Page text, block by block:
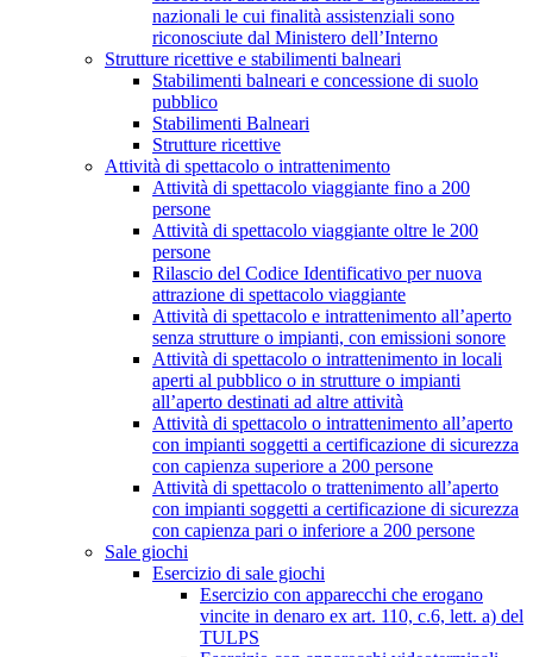
nazionali le cui finalità assistenziali sono
riconosciute dal Ministero dell’Interno
Strutture ricettive e stabilimenti balneari
Stabilimenti balneari e concessione di suolo
pubblico
Stabilimenti Balneari
Strutture ricettive
Attività di spettacolo o intrattenimento
Attività di spettacolo viaggiante fino a 200
persone
Attività di spettacolo viaggiante oltre le 200
persone
Rilascio del Codice Identificativo per nuova
attrazione di spettacolo viaggiante
Attività di spettacolo e intrattenimento all’aperto
senza strutture o impianti, con emissioni sonore
Attività di spettacolo o intrattenimento in locali
aperti al pubblico o in strutture o impianti
all’aperto destinati ad altre attività
Attività di spettacolo o intrattenimento all’aperto
con impianti soggetti a certificazione di sicurezza
con capienza superiore a 200 persone
Attività di spettacolo o trattenimento all’aperto
con impianti soggetti a certificazione di sicurezza
con capienza pari o inferiore a 200 persone
Sale giochi
Esercizio di sale giochi
Esercizio con apparecchi che erogano
vincite in denaro ex art. 110, c.6, lett. a) del
TULPS